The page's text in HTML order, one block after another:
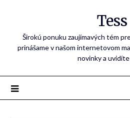
Tess
Širokú ponuku zaujímavých tém
prinášame v našom internetovom
novinky a uvidíte